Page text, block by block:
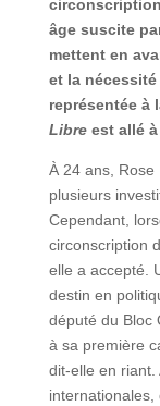
âge suscite
mettent en
et la
représentée à
Libre est allé
À 24 ans,
plusieurs
Cependant,
circonscription
elle a accepté.
destin en
député du Bloc
à sa première
dit-elle en
internationales,